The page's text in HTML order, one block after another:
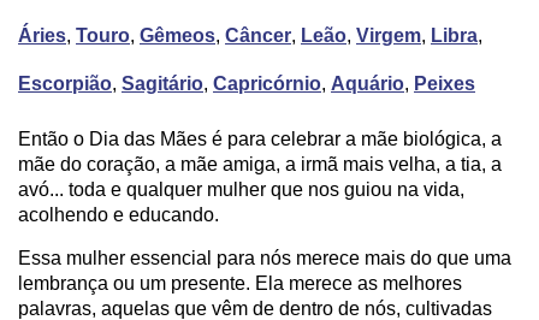
Áries, Touro, Gêmeos, Câncer, Leão, Virgem, Libra,
Escorpião, Sagitário, Capricórnio, Aquário, Peixes
Então o Dia das Mães é para celebrar a mãe biológica, a
mãe do coração, a mãe amiga, a irmã mais velha, a tia, a
avó... toda e qualquer mulher que nos guiou na vida,
acolhendo e educando.
Essa mulher essencial para nós merece mais do que uma
lembrança ou um presente. Ela merece as melhores
palavras, aquelas que vêm de dentro de nós, cultivadas